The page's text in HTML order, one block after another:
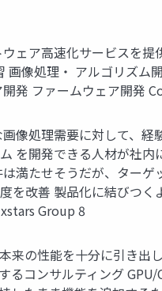
ェア高速化サービスを
画像処理・ アルゴリズム
発 ファームウェア開発
像処理需要に対して、
を開発できる人材が社
満たせそうだが、ター
を改善 製品化に結びつ
Group 8
来の性能を十分に引き出
るコンサルティング